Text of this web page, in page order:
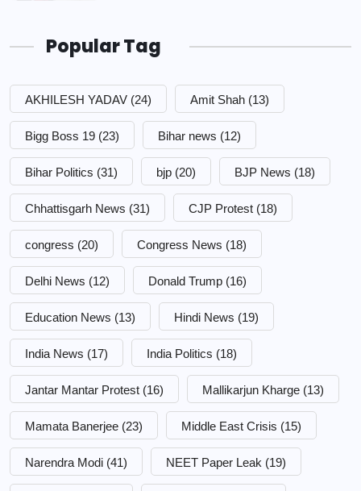
Popular Tag
AKHILESH YADAV (24) Amit Shah (13)
Bigg Boss 19 (23) Bihar news (12)
Bihar Politics (31) bjp (20) BJP News (18)
Chhattisgarh News (31) CJP Protest (18)
congress (20) Congress News (18)
Delhi News (12) Donald Trump (16)
Education News (13) Hindi News (19)
India News (17) India Politics (18)
Jantar Mantar Protest (16) Mallikarjun Kharge (13)
Mamata Banerjee (23) Middle East Crisis (15)
Narendra Modi (41) NEET Paper Leak (19)